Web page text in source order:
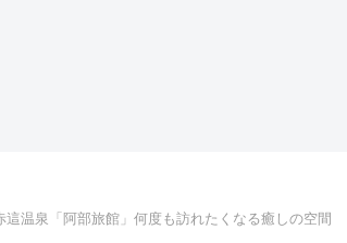
温泉「阿部旅館」何度も訪れたくなる癒しの空間